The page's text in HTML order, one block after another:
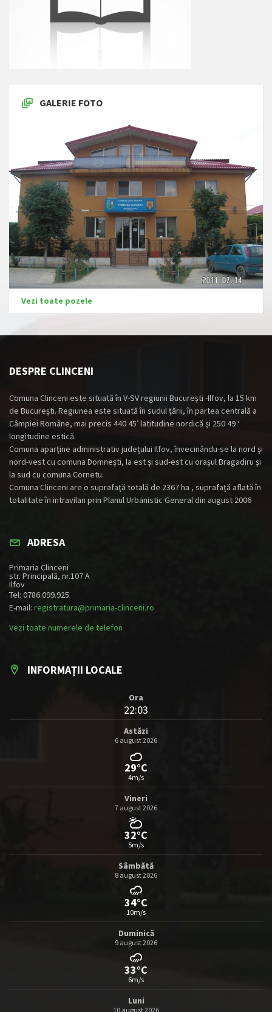
GALERIE FOTO
Vezi toate pozele
DESPRE CLINCENI
Comuna Clinceni este situată în V-SV regiunii Bucureşti -Ilfov, la 15 km
de Bucureşti. Regiunea este situată în sudul ţării, în partea centrală a
Câmpiei Române, mai precis 440 45′ latitudine nordică şi 250 49 ‘
longitudine estică.
Comuna aparţine administrativ judeţului Ilfov, învecinându-se la nord şi
nord-vest cu comuna Domneşti, la est şi sud-est cu oraşul Bragadiru şi
la sud cu comuna Cornetu.
Comuna Clinceni are o suprafaţă totală de 2367 ha , suprafaţă aflată în
totalitate în intravilan prin Planul Urbanistic General din august 2006
ADRESA
Primaria Clinceni
str. Principală, nr.107 A
Ilfov
Tel: 0786.099.925
E-mail: registratura@primaria-clinceni.ro
Vezi toate numerele de telefon
INFORMAȚII LOCALE
Ora
22:03
Astăzi
6 august 2026
29°C
4m/s
Vineri
7 august 2026
32°C
5m/s
Sâmbătă
8 august 2026
34°C
10m/s
Duminică
9 august 2026
33°C
6m/s
Luni
10 august 2026